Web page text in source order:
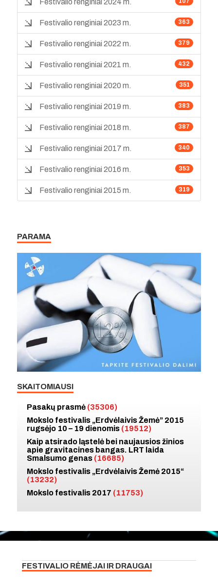
Festivalio renginiai 2024 m.
363
Festivalio renginiai 2023 m.
379
Festivalio renginiai 2022 m.
432
Festivalio renginiai 2021 m.
351
Festivalio renginiai 2020 m.
383
Festivalio renginiai 2019 m.
387
Festivalio renginiai 2018 m.
340
Festivalio renginiai 2017 m.
353
Festivalio renginiai 2016 m.
319
Festivalio renginiai 2015 m.
PARAMA
SKAITOMIAUSI
Pasakų prasmė (35306)
Mokslo festivalis „Erdvėlaivis Žemė” 2015
rugsėjo 10 – 19 dienomis (19512)
Kaip atsirado ląstelė bei naujausios žinios
apie gravitacines bangas. LRT laida
Smalsumo genas (16685)
Mokslo festivalis „Erdvėlaivis Žemė 2015“
(13232)
Mokslo festivalis 2017 (11753)
FESTIVALIO RĖMĖJAI IR DRAUGAI